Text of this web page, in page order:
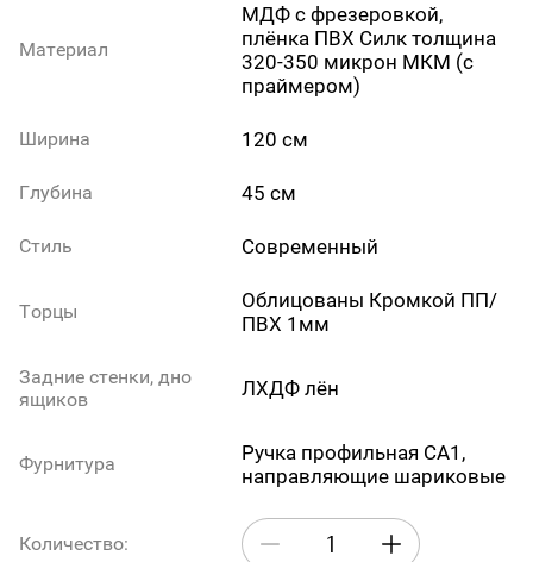
Материал
МДФ с фрезеровкой,
плёнка ПВХ Силк толщина
320-350 микрон МКМ (с
праймером)
Ширина 120 см
Глубина 45 см
Стиль Современный
Торцы
Облицованы Кромкой ПП/
ПВХ 1мм
Задние стенки, дно
ящиков
ЛХДФ лён
Фурнитура
Ручка профильная СА1,
направляющие шариковые
Количество: